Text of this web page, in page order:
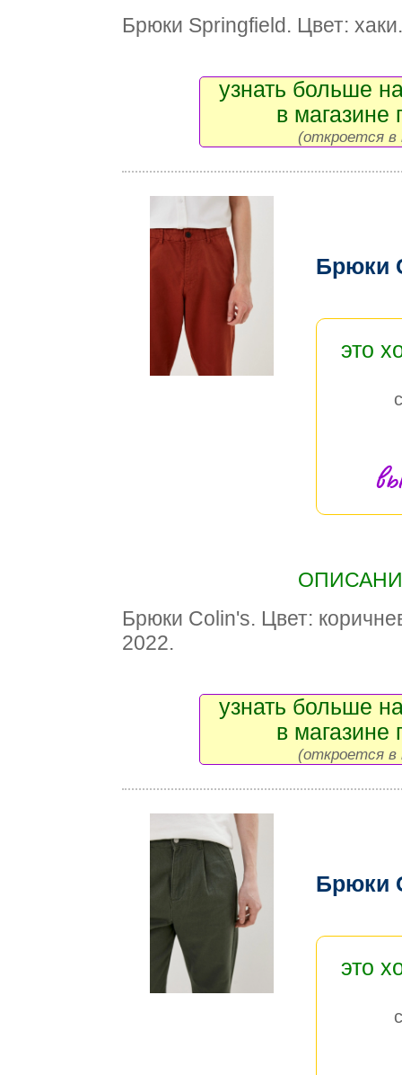
Брюки Springfield. Цвет:
узнать больше
в магазине
(откроется в
Брюки
это
Брюки Colin's. Цвет:
2022.
узнать больше
в магазине
(откроется в
Брюки
это